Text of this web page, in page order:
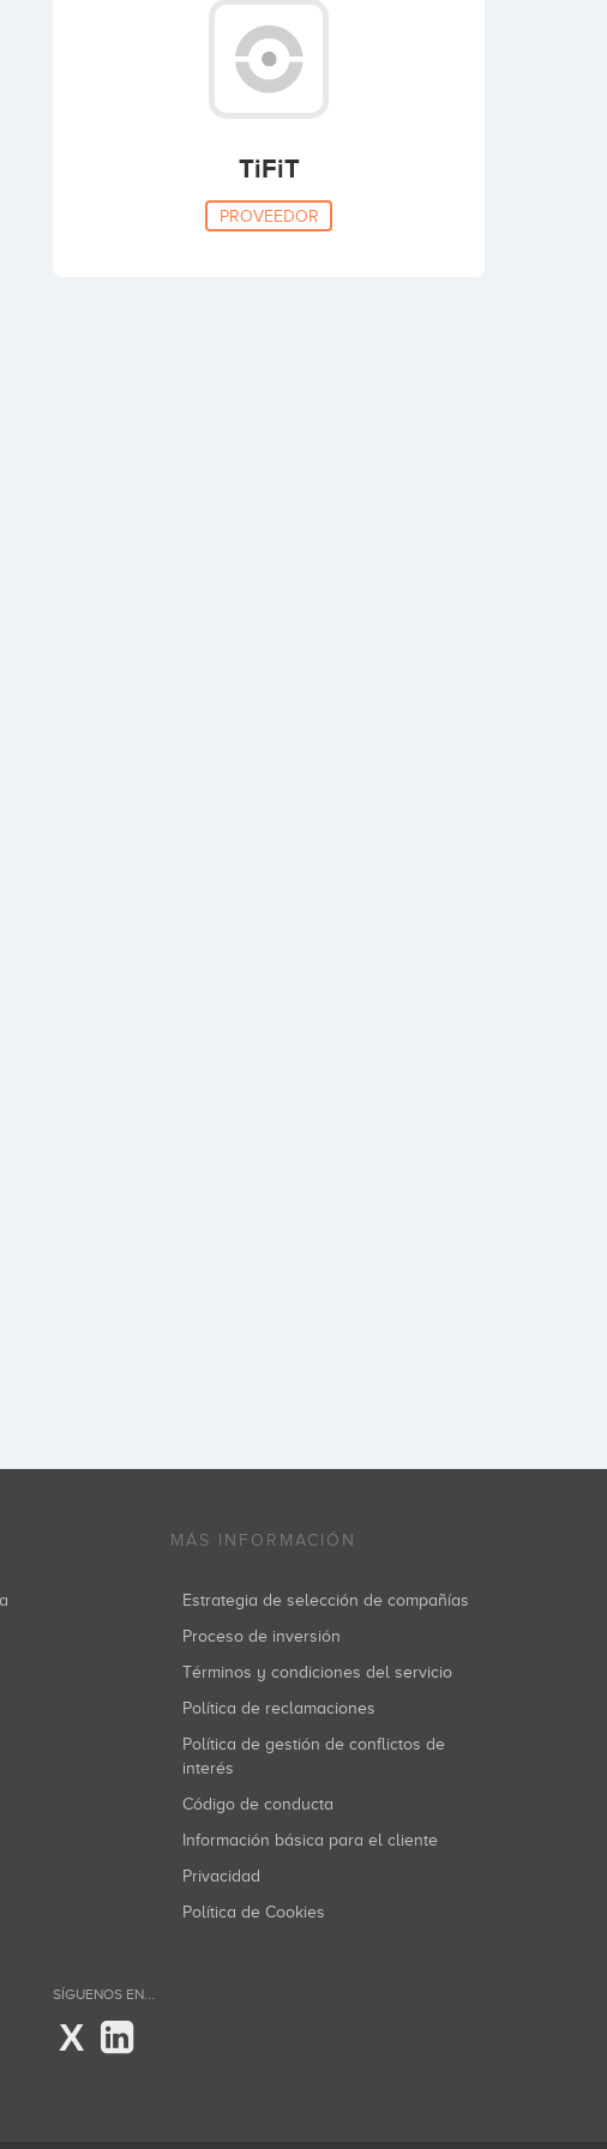
TiFiT
PROVEEDOR
MÁS INFORMACIÓN
Estrategia de selección de compañías
Proceso de inversión
Términos y condiciones del servicio
Política de reclamaciones
Política de gestión de conflictos de
interés
Código de conducta
Información básica para el cliente
Privacidad
Política de Cookies
SÍGUENOS EN...
X